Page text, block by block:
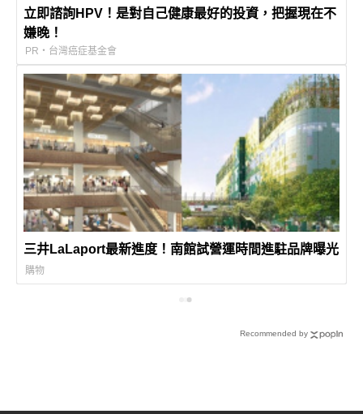
立即諮詢HPV！是對自己健康最好的投資，把握現在不
嫌晚！
PR・台灣癌症基金會
三井LaLaport最新進度！南館試營運時間進駐品牌曝光
購物
Recommended by